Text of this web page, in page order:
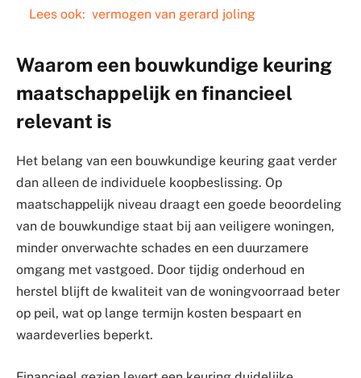
Lees ook: vermogen van gerard joling
Waarom een bouwkundige keuring
maatschappelijk en financieel
relevant is
Het belang van een bouwkundige keuring gaat verder
dan alleen de individuele koopbeslissing. Op
maatschappelijk niveau draagt een goede beoordeling
van de bouwkundige staat bij aan veiligere woningen,
minder onverwachte schades en een duurzamere
omgang met vastgoed. Door tijdig onderhoud en
herstel blijft de kwaliteit van de woningvoorraad beter
op peil, wat op lange termijn kosten bespaart en
waardeverlies beperkt.